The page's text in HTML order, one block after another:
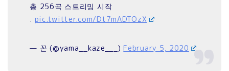
총 256곡 스트리밍 시작
. pic.twitter.com/Dt7mADTOzX
— 꼰 (@yama__kaze___)February 5, 2020